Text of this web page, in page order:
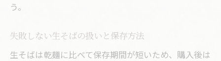
う。
失敗しない生そばの扱いと保存方法
生そばは乾麺に比べて保存期間が短いため、購入後は